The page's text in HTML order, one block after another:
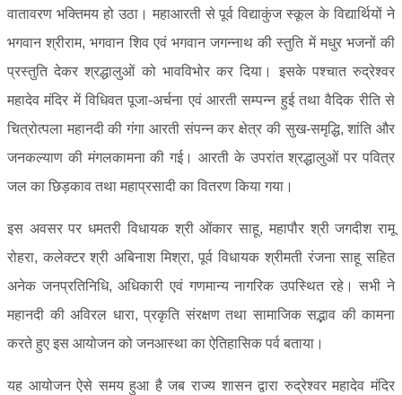
वातावरण भक्तिमय हो उठा। महाआरती से पूर्व विद्याकुंज स्कूल के विद्यार्थियों ने
भगवान श्रीराम, भगवान शिव एवं भगवान जगन्नाथ की स्तुति में मधुर भजनों की
प्रस्तुति देकर श्रद्धालुओं को भावविभोर कर दिया। इसके पश्चात रुद्रेश्वर
महादेव मंदिर में विधिवत पूजा-अर्चना एवं आरती सम्पन्न हुई तथा वैदिक रीति से
चित्रोत्पला महानदी की गंगा आरती संपन्न कर क्षेत्र की सुख-समृद्धि, शांति और
जनकल्याण की मंगलकामना की गई। आरती के उपरांत श्रद्धालुओं पर पवित्र
जल का छिड़काव तथा महाप्रसादी का वितरण किया गया।
इस अवसर पर धमतरी विधायक श्री ओंकार साहू, महापौर श्री जगदीश रामू
रोहरा, कलेक्टर श्री अबिनाश मिश्रा, पूर्व विधायक श्रीमती रंजना साहू सहित
अनेक जनप्रतिनिधि, अधिकारी एवं गणमान्य नागरिक उपस्थित रहे। सभी ने
महानदी की अविरल धारा, प्रकृति संरक्षण तथा सामाजिक सद्भाव की कामना
करते हुए इस आयोजन को जनआस्था का ऐतिहासिक पर्व बताया।
यह आयोजन ऐसे समय हुआ है जब राज्य शासन द्वारा रुद्रेश्वर महादेव मंदिर